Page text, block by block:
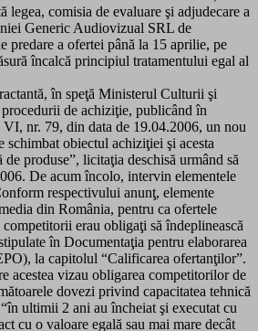
legea, comisia de evaluare şi adjudecare a
Generic Audiovizual SRL de
predare a ofertei până la 15 aprilie, pe
încalcă principiul tratamentului egal al
în speţă Ministerul Culturii şi
de achiziţie, publicând în
nr. 79, din data de 19.04.2006, un nou
schimbat obiectul achiziţiei şi acesta
produse”, licitaţia deschisă urmând să
De acum încolo, intervin elementele
respectivului anunţ, elemente
din România, pentru ca ofertele
erau obligaţi să îndeplinească
în Documentaţia pentru elaborarea
la capitolul “Calificarea ofertanţilor”.
acestea vizau obligarea competitorilor de
dovezi privind capacitatea tehnică
ultimii 2 ani au încheiat şi executat cu
cu o valoare egală sau mai mare decât